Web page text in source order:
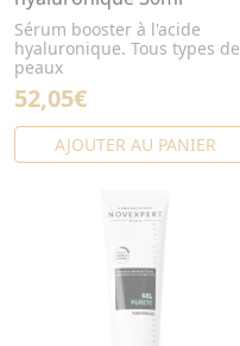
Sérum booster à l'acide
hyaluronique. Tous types de
peaux
52,05€
AJOUTER AU PANIER